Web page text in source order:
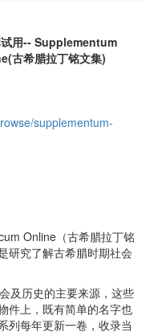
试用-- Supplementum
(古希腊拉丁铭文集)
supplementum-
Online（古希腊拉丁铭
研究了解古希腊时期社会
及历史的主要来源，这些
件上，既有简单的名字也
列每年更新一卷，收录当